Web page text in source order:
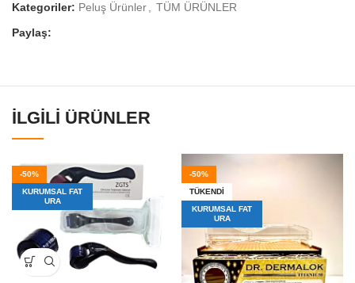
Kategoriler: Peluş Ürünler, TÜM ÜRÜNLER
Paylaş:
İLGILI ÜRÜNLER
-50%
KURUMSAL FAT
URA
-50%
TÜKENDI
KURUMSAL FAT
URA